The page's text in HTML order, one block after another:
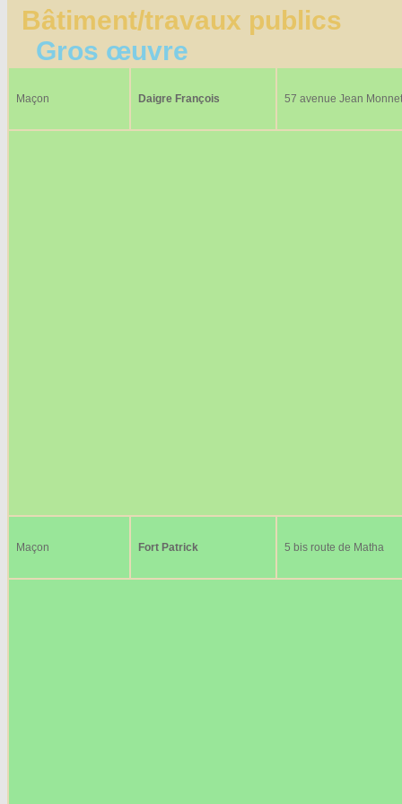
Bâtiment/travaux publics
Gros œuvre
Maçon Daigre François 57 avenue Jean Monnet
Maçon Fort Patrick 5 bis route de Matha